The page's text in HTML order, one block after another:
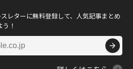
レターに無料登録して、人気記事まとめ
！